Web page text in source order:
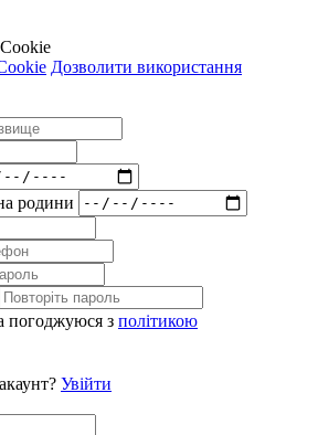
Дозволити використання
родини
погоджуюся з політикою
Увійти